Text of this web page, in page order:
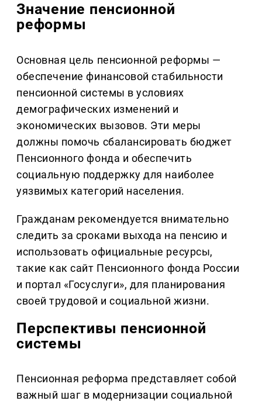
Значение пенсионной
реформы
Основная цель пенсионной реформы —
обеспечение финансовой стабильности
пенсионной системы в условиях
демографических изменений и
экономических вызовов. Эти меры
должны помочь сбалансировать бюджет
Пенсионного фонда и обеспечить
социальную поддержку для наиболее
уязвимых категорий населения.
Гражданам рекомендуется внимательно
следить за сроками выхода на пенсию и
использовать официальные ресурсы,
такие как сайт Пенсионного фонда России
и портал «Госуслуги», для планирования
своей трудовой и социальной жизни.
Перспективы пенсионной
системы
Пенсионная реформа представляет собой
важный шаг в модернизации социальной